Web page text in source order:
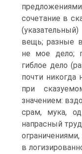
сочетание в
вещь; разные
не мое дело;
гиблое дело
почти никогда
при
значением:
срам, мука,
напрасный
в